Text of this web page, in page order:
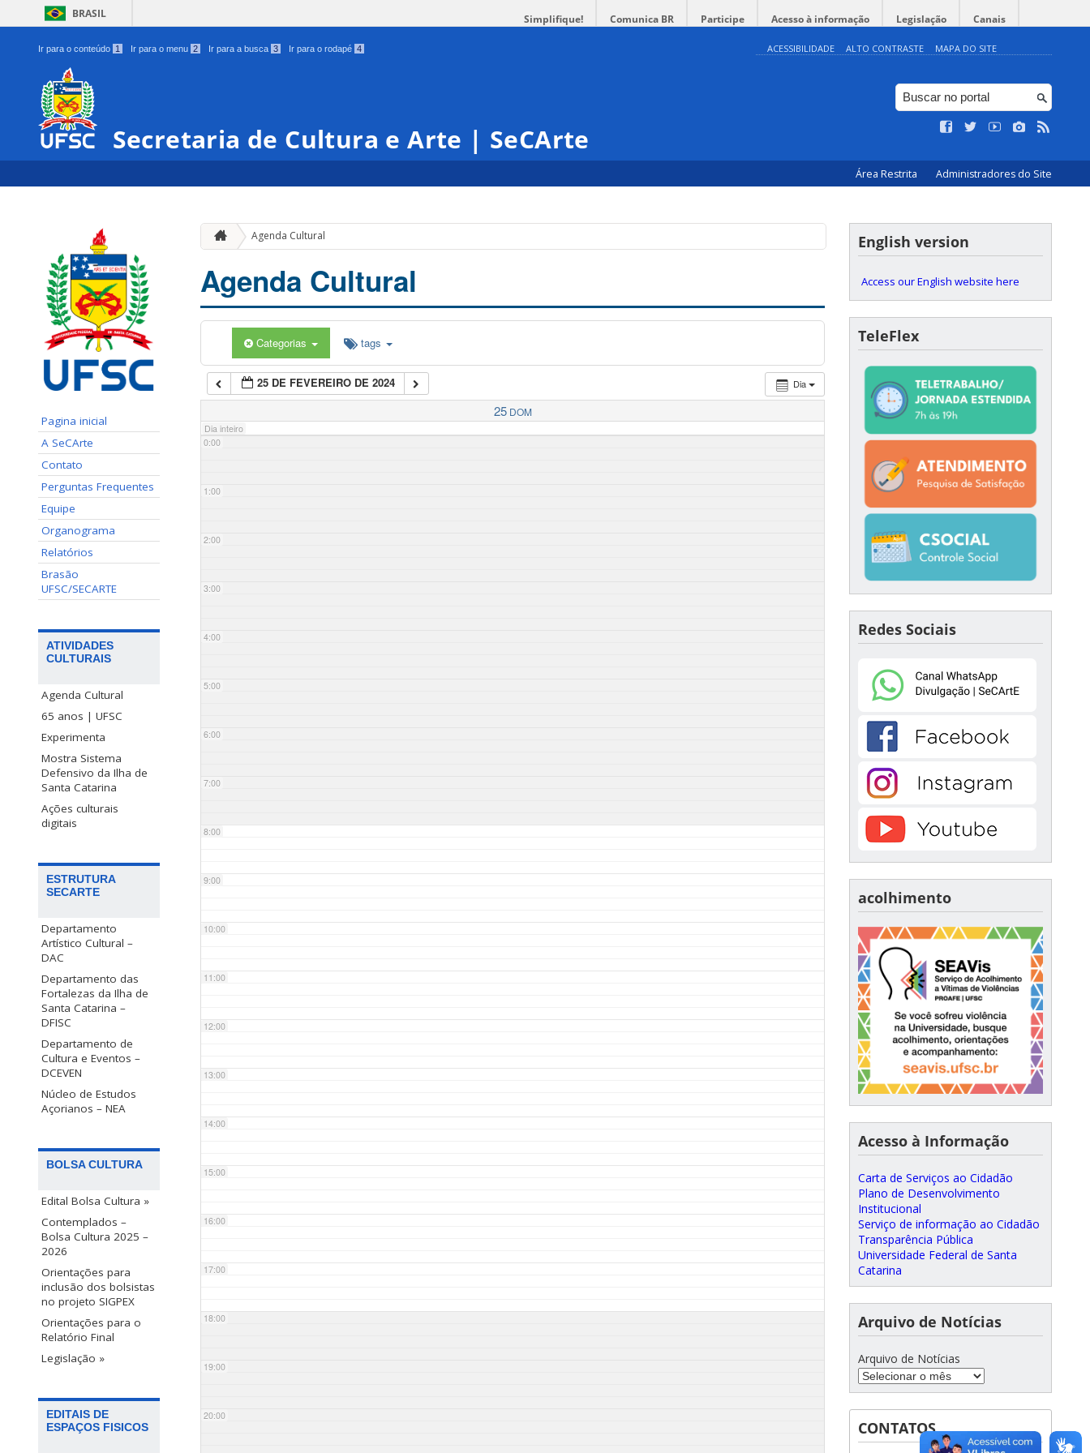
BRASIL Simplifique! Comunica BR Participe Acesso à informação Legislação Canais
Ir para o conteúdo 1 Ir para o menu 2 Ir para a busca 3 Ir para o rodapé 4 ACESSIBILIDADE ALTO CONTRASTE MAPA DO SITE
Secretaria de Cultura e Arte | SeCArte
Área Restrita Administradores do Site
Pagina inicial
A SeCArte
Contato
Perguntas Frequentes
Equipe
Organograma
Relatórios
Brasão
UFSC/SECARTE
ATIVIDADES
CULTURAIS
Agenda Cultural
65 anos | UFSC
Experimenta
Mostra Sistema
Defensivo da Ilha de
Santa Catarina
Ações culturais
digitais
ESTRUTURA
SECARTE
Departamento
Artístico Cultural –
DAC
Departamento das
Fortalezas da Ilha de
Santa Catarina –
DFISC
Departamento de
Cultura e Eventos –
DCEVEN
Núcleo de Estudos
Açorianos – NEA
BOLSA CULTURA
Edital Bolsa Cultura »
Contemplados –
Bolsa Cultura 2025 –
2026
Orientações para
inclusão dos bolsistas
no projeto SIGPEX
Orientações para o
Relatório Final
Legislação »
EDITAIS DE
ESPAÇOS FISICOS
Agenda Cultural
Agenda Cultural
Categorias tags
Dia
25 DE FEVEREIRO DE 2024
25 DOM
Dia inteiro
0:00
1:00
2:00
3:00
4:00
5:00
6:00
7:00
8:00
9:00
10:00
11:00
12:00
13:00
14:00
15:00
16:00
17:00
18:00
19:00
20:00
English version
Access our English website here
TeleFlex
Redes Sociais
acolhimento
Acesso à Informação
Carta de Serviços ao Cidadão
Plano de Desenvolvimento
Institucional
Serviço de informação ao Cidadão
Transparência Pública
Universidade Federal de Santa
Catarina
Arquivo de Notícias
Arquivo de Notícias
CONTATOS